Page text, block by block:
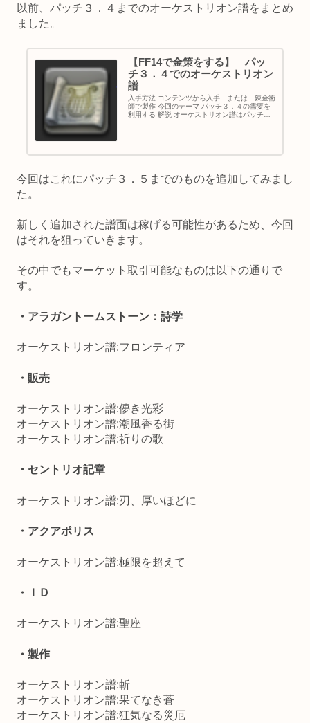
以前、パッチ３．４までのオーケストリオン譜をまとめ
ました。
【FF14で金策をする】 パッ
チ３．４でのオーケストリオン
譜
入手方法 コンテンツから入手 または 錬金術
師で製作 今回のテーマ パッチ３．４の需要を
利用する 解説 オーケストリオン譜はパッチ毎
今回はこれにパッチ３．５までのものを追加してみまし
た。
新しく追加された譜面は稼げる可能性があるため、今回
はそれを狙っていきます。
その中でもマーケット取引可能なものは以下の通りで
す。
・アラガントームストーン：詩学
オーケストリオン譜:フロンティア
・販売
オーケストリオン譜:儚き光彩
オーケストリオン譜:潮風香る街
オーケストリオン譜:祈りの歌
・セントリオ記章
オーケストリオン譜:刃、厚いほどに
・アクアポリス
オーケストリオン譜:極限を超えて
・ＩＤ
オーケストリオン譜:聖座
・製作
オーケストリオン譜:斬
オーケストリオン譜:果てなき蒼
オーケストリオン譜:狂気なる災厄